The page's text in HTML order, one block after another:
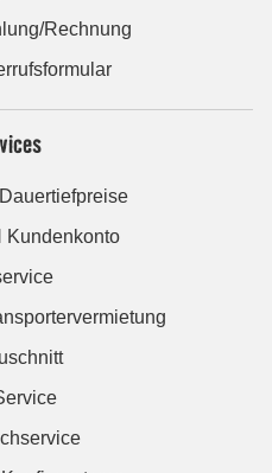
Rechnung
Kundenkonto